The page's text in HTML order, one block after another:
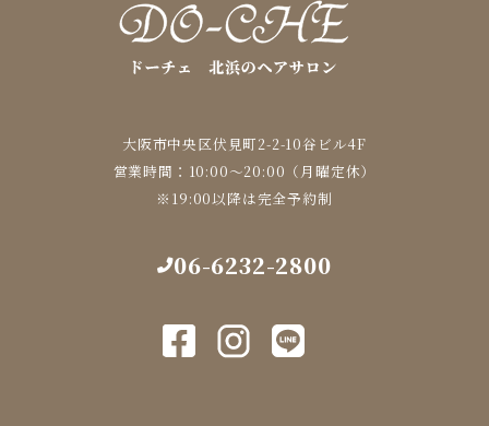
大阪市中央区伏見町2-2-10谷ビル4F
営業時間：10:00～20:00（月曜定休）
※19:00以降は完全予約制
06-6232-2800